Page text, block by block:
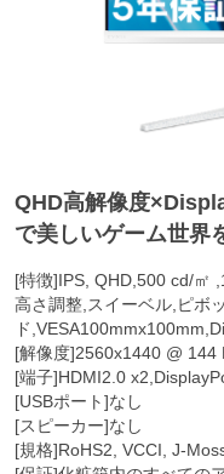
QHD高解像度
で美しいゲーム世界
[特徴]IPS, QHD,500 cd/㎡
高さ調整,スイーベル,ピボ
ド
[解像度]2560x1440 @
[端子]HDMI2.0
[USBポート]なし
[スピーカー]なし
[規格]RoHS2, VCCI, J-